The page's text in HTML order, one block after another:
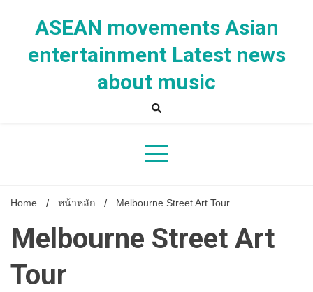
ASEAN movements Asian
entertainment Latest news
about music
Home หน้าหลัก Melbourne Street Art Tour
Melbourne Street Art
Tour